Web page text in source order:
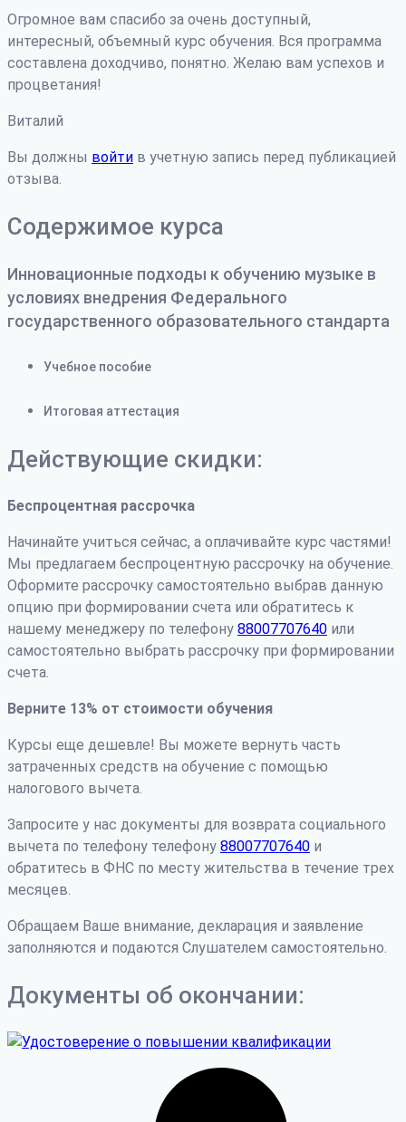
Огромное вам спасибо за очень доступный,
интересный, объемный курс обучения. Вся программа
составлена доходчиво, понятно. Желаю вам успехов и
процветания!
Виталий
Вы должны войти в учетную запись перед публикацией
отзыва.
Содержимое курса
Инновационные подходы к обучению музыке в
условиях внедрения Федерального
государственного образовательного стандарта
Учебное пособие
Итоговая аттестация
Действующие скидки:
Беспроцентная рассрочка
Начинайте учиться сейчас, а оплачивайте курс частями!
Мы предлагаем беспроцентную рассрочку на обучение.
Оформите рассрочку самостоятельно выбрав данную
опцию при формировании счета или обратитесь к
нашему менеджеру по телефону 88007707640 или
самостоятельно выбрать рассрочку при формировании
счета.
Верните 13% от стоимости обучения
Курсы еще дешевле! Вы можете вернуть часть
затраченных средств на обучение с помощью
налогового вычета.
Запросите у нас документы для возврата социального
вычета по телефону телефону 88007707640 и
обратитесь в ФНС по месту жительства в течение трех
месяцев.
Обращаем Ваше внимание, декларация и заявление
заполняются и подаются Слушателем самостоятельно.
Документы об окончании: